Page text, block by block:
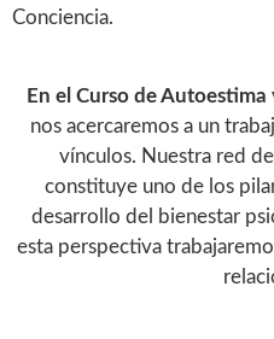
Conciencia.
En el Curso de
nos acercaremos a un
vínculos. Nuestra red
constituye uno de los
desarrollo del bienestar
esta perspectiva